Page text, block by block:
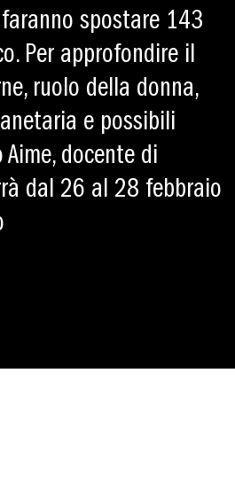
spostare 143
Per approfondire il
ruolo della donna,
e possibili
docente di
dal 26 al 28 febbraio